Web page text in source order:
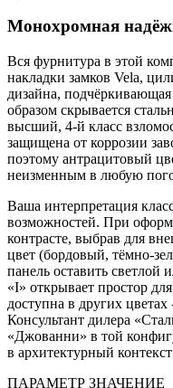
Монохромная
Вся фурнитура в этой
накладки замков Vela,
дизайна,
образом скрывается
высший, 4-й класс
защищена от коррозии
поэтому антрацитовый
неизменным в любую
Ваша интерпретация
возможностей. При
контрасте, выбрав для
цвет (бордовый, тёмно-
панель оставить светлой
«I» открывает простор
доступна в других
Консультант дилера
«Джованни» в той
в архитектурный
ПАРАМЕТР ЗНАЧЕНИЕ